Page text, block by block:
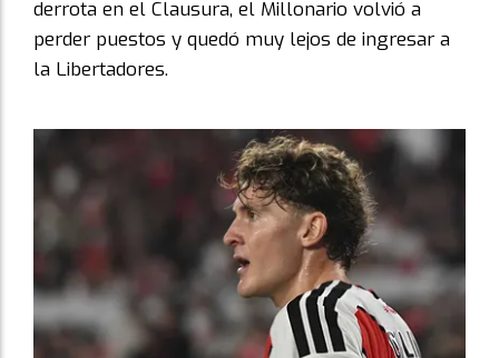
derrota en el Clausura, el Millonario volvió a
perder puestos y quedó muy lejos de ingresar a
la Libertadores.